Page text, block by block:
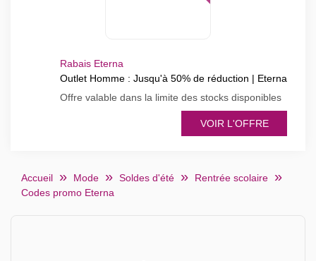
Rabais Eterna
Outlet Homme : Jusqu'à 50% de réduction | Eterna
Offre valable dans la limite des stocks disponibles
VOIR L'OFFRE
Accueil Mode Soldes d'été
Rentrée scolaire
Codes promo Eterna